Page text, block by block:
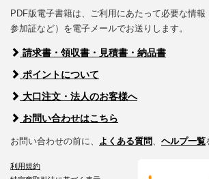
PDF版電子書籍は、ご利用にあたって必要な情報
参加証など）を電子メールでお送りします。
請求書・領収書・見積書・納品書
ポイントについて
大口注文・法人のお客様へ
お問い合わせはこちら
お問い合わせの前に、 よくある質問 ヘルプ一覧
利用規約